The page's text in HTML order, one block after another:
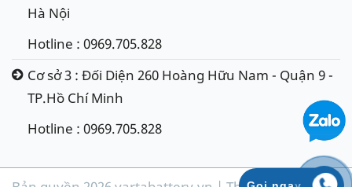
Hà Nội
Hotline : 0969.705.828
Cơ sở 3 : Đối Diện 260 Hoàng Hữu Nam - Quận 9 -
TP.Hồ Chí Minh
Hotline : 0969.705.828